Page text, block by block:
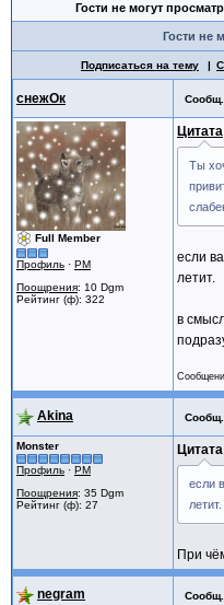
Гости не могут
Гости не
Подписаться на тему
снежОк Сообщ.
Full Member
Профиль · PM
Поощрения: 10 Dgm
Рейтинг (ф): 322
Цитата
Ты
если
летит.
в
Akina Сообщ.
Monster
Профиль · PM
Поощрения: 35 Dgm
Рейтинг (ф): 27
Цитата
если
летит.
При
negram Сообщ.